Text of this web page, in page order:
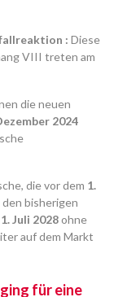
: Diese
VIII treten am
die neuen
2024
die vor dem 1.
bisherigen
1. Juli 2028ohne
auf dem Markt
für eine